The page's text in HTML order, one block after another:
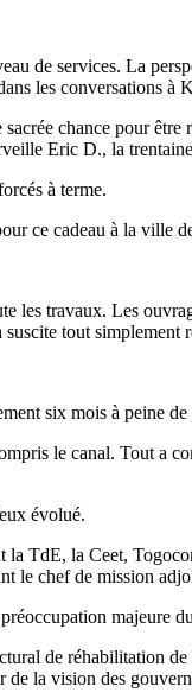
de services. La
les conversations
chance pour
Eric D., la
à terme.
ce cadeau à la ville
les travaux. Les
tout simplement
six mois à peine
le canal. Tout a
évolué.
la TdE, la Ceet,
le chef de mission
majeure
de réhabilitation
la vision des